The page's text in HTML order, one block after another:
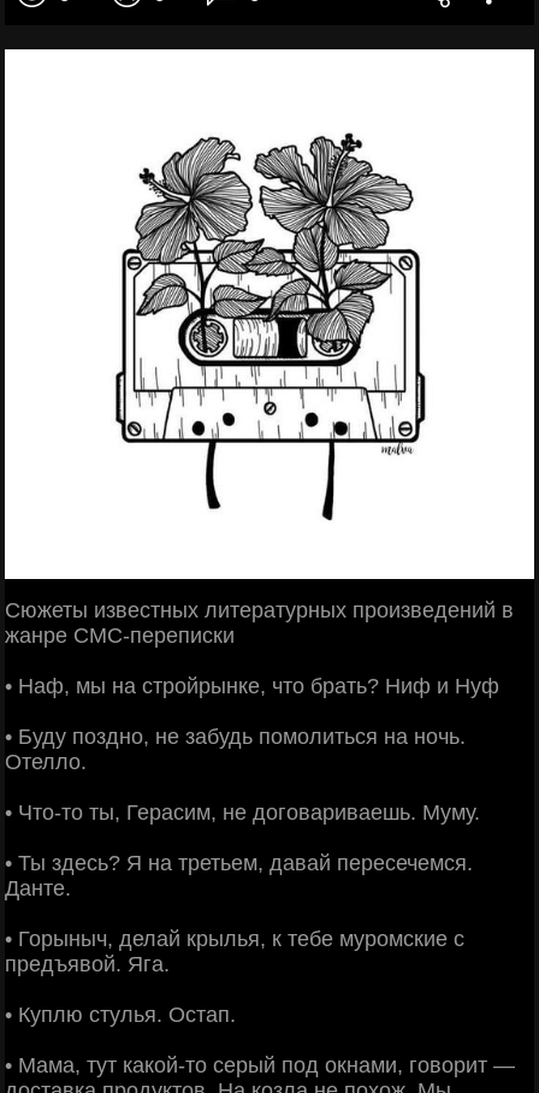
Сюжеты известных литературных произведений в
жанре СМС-переписки
• Наф, мы на стройрынке, что брать? Ниф и Нуф
• Буду поздно, не забудь помолиться на ночь.
Отелло.
• Что-то ты, Герасим, не договариваешь. Муму.
• Ты здесь? Я на третьем, давай пересечемся.
Данте.
• Горыныч, делай крылья, к тебе муромские с
предъявой. Яга.
• Куплю стулья. Остап.
• Мама, тут какой-то серый под окнами, говорит —